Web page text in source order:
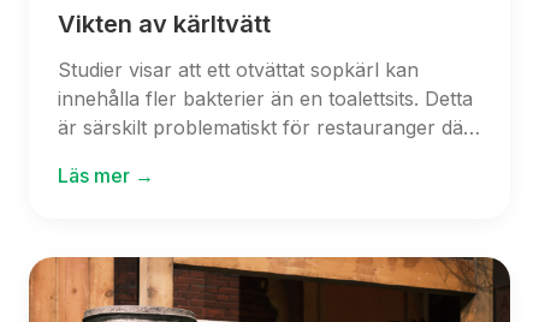
Vikten av kärltvätt
Studier visar att ett otvättat sopkärl kan
innehålla fler bakterier än en toalettsits. Detta
är särskilt problematiskt för restauranger där
ökar risken för korskontaminering.
Läs mer →